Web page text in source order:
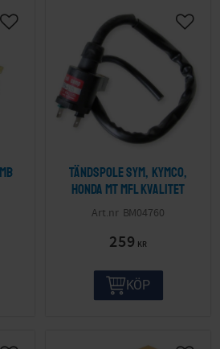
Tändspole SYM, Kymco,
Honda MT mfl Kvalitet
BM04760
259 KR
KÖP